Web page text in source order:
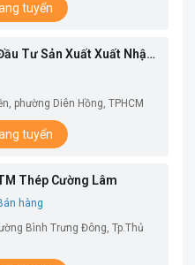
tuyển
Tư Sản Xuất Xuất Nhập
phường Diên Hồng, TPHCM
tuyển
Thép Cường Lâm
hàng
Bình Trưng Đông, Tp.Thủ